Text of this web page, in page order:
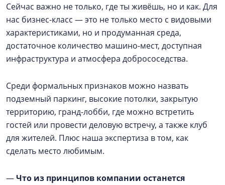
Сейчас важно не только, где ты живёшь, но и как. Для
нас бизнес-класс — это не только место с видовыми
характеристиками, но и продуманная среда,
достаточное количество машино-мест, доступная
инфраструктура и атмосфера добрососедства.
Среди формальных признаков можно назвать
подземный паркинг, высокие потолки, закрытую
территорию, гранд-лобби, где можно встретить
гостей или провести деловую встречу, а также клуб
для жителей. Плюс наша экспертиза в том, как
сделать место любимым.
—Что из принципов компании останется